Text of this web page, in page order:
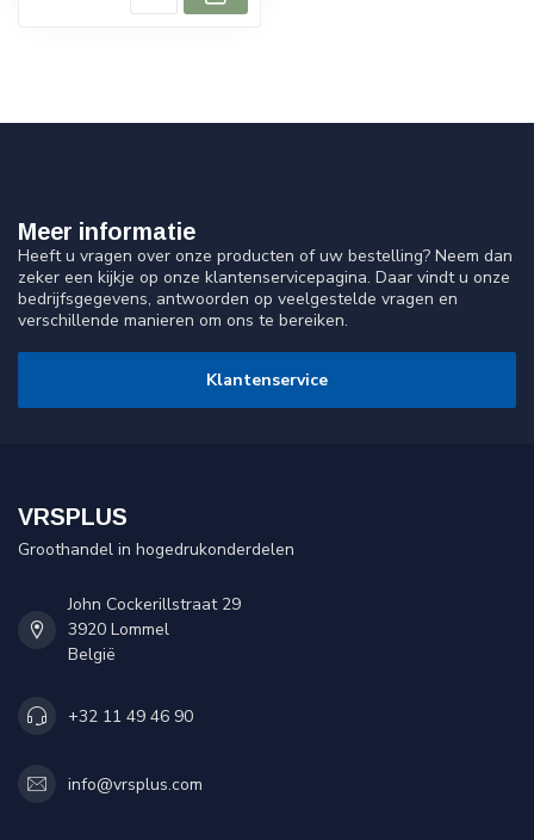
Meer informatie
Heeft u vragen over onze producten of uw bestelling? Neem dan
zeker een kijkje op onze klantenservicepagina. Daar vindt u onze
bedrijfsgegevens, antwoorden op veelgestelde vragen en
verschillende manieren om ons te bereiken.
Klantenservice
VRSPLUS
Groothandel in hogedrukonderdelen
John Cockerillstraat 29
3920 Lommel
België
+32 11 49 46 90
info@vrsplus.com